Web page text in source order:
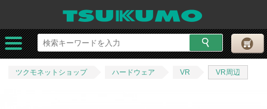
ツクモネットショップ ハードウェア VR VR周辺